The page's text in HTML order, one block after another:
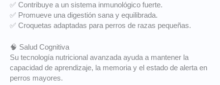
✅ Contribuye a un sistema inmunológico fuerte.
✅ Promueve una digestión sana y equilibrada.
✅ Croquetas adaptadas para perros de razas pequeñas.
🧠 Salud Cognitiva
Su tecnología nutricional avanzada ayuda a mantener la
capacidad de aprendizaje, la memoria y el estado de alerta en
perros mayores.